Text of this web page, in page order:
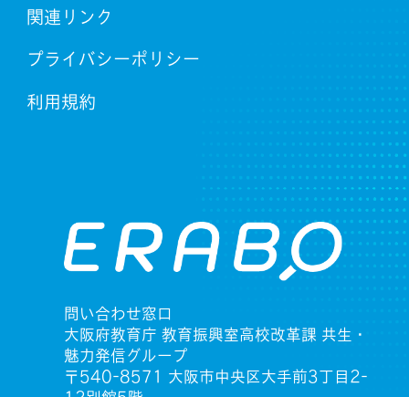
関連リンク
プライバシーポリシー
利用規約
問い合わせ窓口
大阪府教育庁 教育振興室高校改革課 共生・
魅力発信グループ
〒540-8571 大阪市中央区大手前3丁目2-